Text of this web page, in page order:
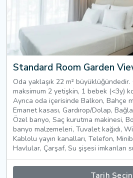
Standard Room Garden
Oda yaklaşık 22 m²
maksimum 2 yetişkin, 1 bebek (<3y)
Ayrıca oda içerisinde Balkon, Bahçe
Emanet kasası, Gardırop/Dolap,
Özel banyo, Saç kurutma makinesi,
banyo malzemeleri, Tuvalet kağıdı,
Kablolu yayın kanalları, Telefon,
Havlular, Çarşaf, Su şişesi imkanları
Tarih Seçin